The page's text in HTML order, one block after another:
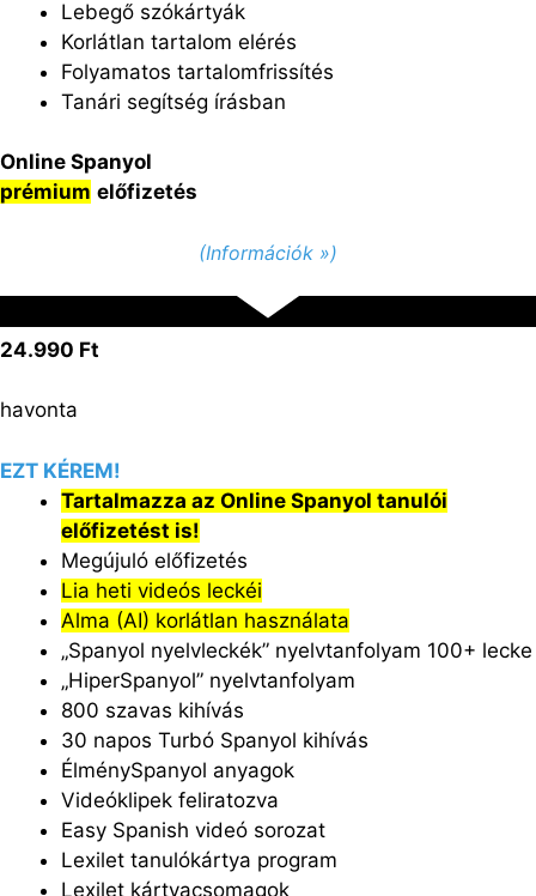
Lebegő szókártyák
Korlátlan tartalom elérés
Folyamatos tartalomfrissítés
Tanári segítség írásban
Online Spanyol
prémium előfizetés
(Információk »)
24.990 Ft
havonta
EZT KÉREM!
Tartalmazza az Online Spanyol tanulói
előfizetést is!
Megújuló előfizetés
Lia heti videós leckéi
Alma (AI) korlátlan használata
„Spanyol nyelvleckék” nyelvtanfolyam 100+ lecke
„HiperSpanyol” nyelvtanfolyam
800 szavas kihívás
30 napos Turbó Spanyol kihívás
ÉlménySpanyol anyagok
Videóklipek feliratozva
Easy Spanish videó sorozat
Lexilet tanulókártya program
Lexilet kártyacsomagok